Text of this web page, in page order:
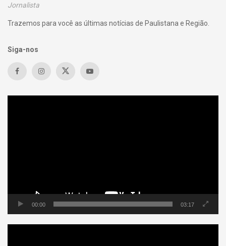
Jornalista
Trazemos para você as últimas notícias de Paulistana e Região.
Siga-nos
00:00 03:17